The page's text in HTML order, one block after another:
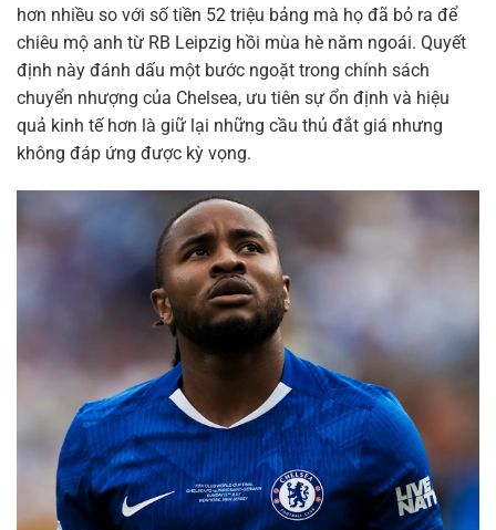
hơn nhiều so với số tiền 52 triệu bảng mà họ đã bỏ ra để
chiêu mộ anh từ RB Leipzig hồi mùa hè năm ngoái. Quyết
định này đánh dấu một bước ngoặt trong chính sách
chuyển nhượng của Chelsea, ưu tiên sự ổn định và hiệu
quả kinh tế hơn là giữ lại những cầu thủ đắt giá nhưng
không đáp ứng được kỳ vọng.